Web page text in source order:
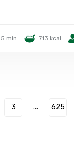
5 min. 713 kcal
3 ... 625